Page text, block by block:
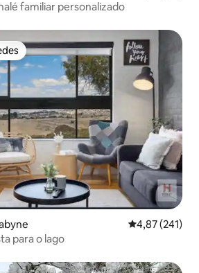
familiar personalizado
4,87 de uma
4,87 (241)
para o lago